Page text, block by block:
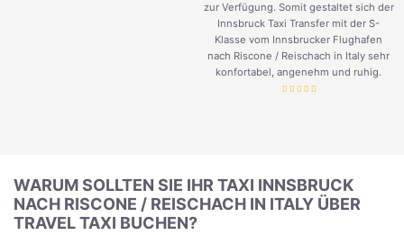
zur Verfügung. Somit gestaltet sich der
Innsbruck Taxi Transfer mit der S-
Klasse vom Innsbrucker Flughafen
nach Riscone / Reischach in Italy sehr
konfortabel, angenehm und ruhig.
WARUM SOLLTEN SIE IHR TAXI INNSBRUCK
NACH RISCONE / REISCHACH IN ITALY ÜBER
TRAVEL TAXI BUCHEN?